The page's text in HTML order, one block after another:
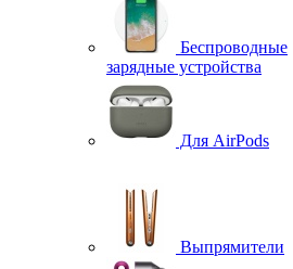
Беспроводные
зарядные устройства
Для AirPods
Выпрямители